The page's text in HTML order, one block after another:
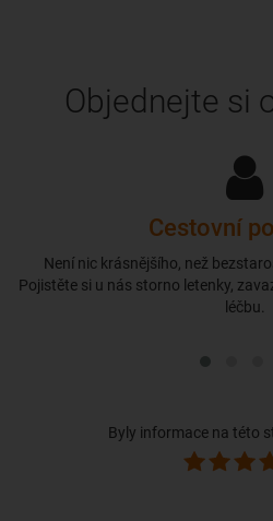
Objednejte si
Cestovní
Není nic krásnějšího, než
Pojistěte si u nás storno letenky,
léčbu.
Byly informace na této